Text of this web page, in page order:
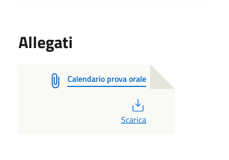
Allegati
Calendario prova orale
Scarica